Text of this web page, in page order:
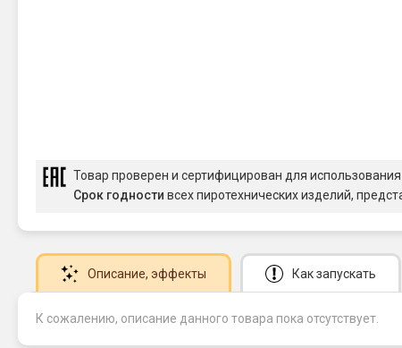
Товар проверен и сертифицирован для
Срок годности всех пиротехнических изделий,
Описание, эффекты Как запускать
К сожалению, описание данного товара пока отсутствует.